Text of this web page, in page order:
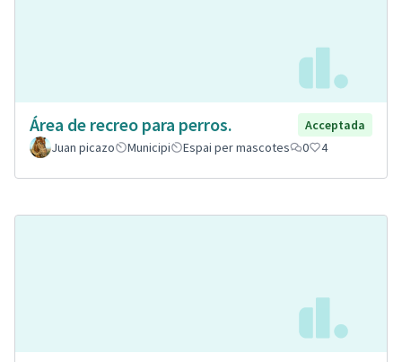
Área de recreo para perros.
Acceptada
Juan picazo
Municipi Espai per mascotes 0 4